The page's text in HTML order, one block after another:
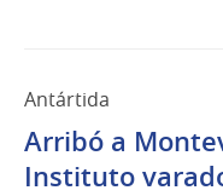
Antártida
Arribó a
Instituto